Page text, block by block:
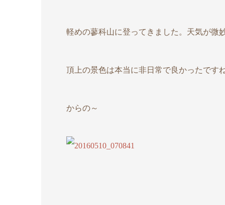
軽めの蓼科山に登ってきました。天気が微
頂上の景色は本当に非日常で良かったで
からの～